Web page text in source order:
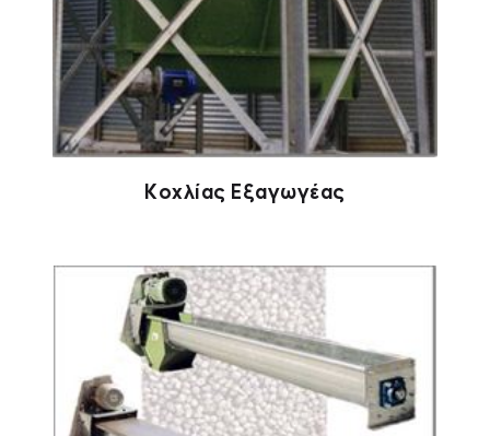
Κοχλίας Εξαγωγέας